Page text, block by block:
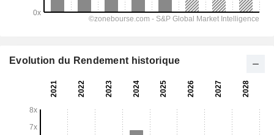
Evolution du Rendement historique